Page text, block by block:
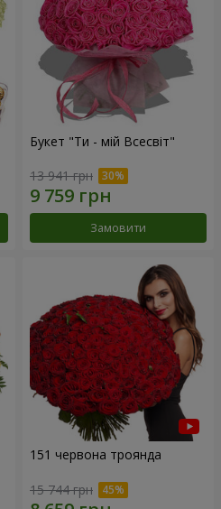
Букет "Ти - мій Всесвіт"
13 941 грн
Замовити
151 червона троянда
15 744 грн